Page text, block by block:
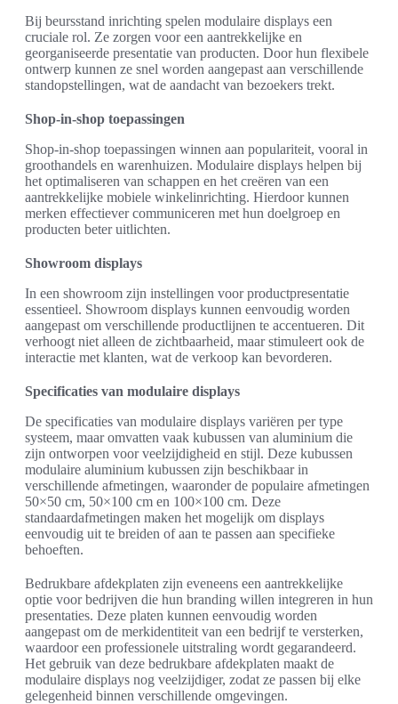
Bij beursstand inrichting spelen modulaire displays een
cruciale rol. Ze zorgen voor een aantrekkelijke en
georganiseerde presentatie van producten. Door hun flexibele
ontwerp kunnen ze snel worden aangepast aan verschillende
standopstellingen, wat de aandacht van bezoekers trekt.
Shop-in-shop toepassingen
Shop-in-shop toepassingen winnen aan populariteit, vooral in
groothandels en warenhuizen. Modulaire displays helpen bij
het optimaliseren van schappen en het creëren van een
aantrekkelijke mobiele winkelinrichting. Hierdoor kunnen
merken effectiever communiceren met hun doelgroep en
producten beter uitlichten.
Showroom displays
In een showroom zijn instellingen voor productpresentatie
essentieel. Showroom displays kunnen eenvoudig worden
aangepast om verschillende productlijnen te accentueren. Dit
verhoogt niet alleen de zichtbaarheid, maar stimuleert ook de
interactie met klanten, wat de verkoop kan bevorderen.
Specificaties van modulaire displays
De specificaties van modulaire displays variëren per type
systeem, maar omvatten vaak kubussen van aluminium die
zijn ontworpen voor veelzijdigheid en stijl. Deze kubussen
modulaire aluminium kubussen zijn beschikbaar in
verschillende afmetingen, waaronder de populaire afmetingen
50×50 cm, 50×100 cm en 100×100 cm. Deze
standaardafmetingen maken het mogelijk om displays
eenvoudig uit te breiden of aan te passen aan specifieke
behoeften.
Bedrukbare afdekplaten zijn eveneens een aantrekkelijke
optie voor bedrijven die hun branding willen integreren in hun
presentaties. Deze platen kunnen eenvoudig worden
aangepast om de merkidentiteit van een bedrijf te versterken,
waardoor een professionele uitstraling wordt gegarandeerd.
Het gebruik van deze bedrukbare afdekplaten maakt de
modulaire displays nog veelzijdiger, zodat ze passen bij elke
gelegenheid binnen verschillende omgevingen.